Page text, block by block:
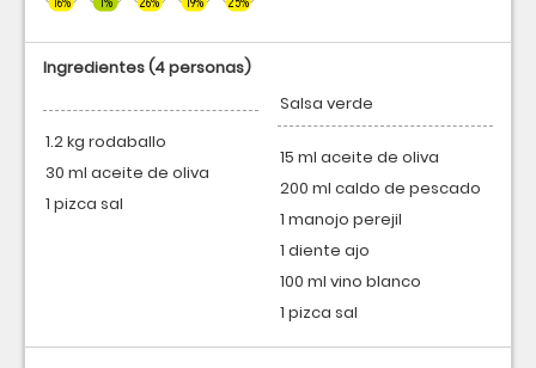
16% 1% 26% 19% 25%
Ingredientes(4 personas)
1.2 kg rodaballo
30 ml aceite de oliva
1 pizca sal
Salsa verde
15 ml aceite de oliva
200 ml caldo de pescado
1 manojo perejil
1 diente ajo
100 ml vino blanco
1 pizca sal